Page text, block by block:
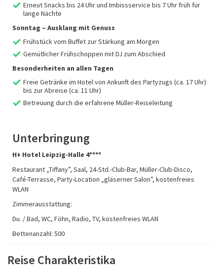
Erneut Snacks bis 24 Uhr und Imbissservice bis 7 Uhr früh für
lange Nächte
Sonntag – Ausklang mit Genuss
Frühstück vom Buffet zur Stärkung am Morgen
Gemütlicher Frühschoppen mit DJ zum Abschied
Besonderheiten an allen Tagen
Freie Getränke im Hotel von Ankunft des Partyzugs (ca. 17 Uhr)
bis zur Abreise (ca. 11 Uhr)
Betreuung durch die erfahrene Müller-Reiseleitung
Unterbringung
H+ Hotel Leipzig-Halle 4****
Restaurant „Tiffany”, Saal, 24-Std.-Club-Bar, Müller-Club-Disco,
Café-Terrasse, Party-Location „gläserner Salon”, kostenfreies
WLAN
Zimmerausstattung:
Du. / Bad, WC, Föhn, Radio, TV, kostenfreies WLAN
Bettenanzahl: 500
Reise Charakteristika